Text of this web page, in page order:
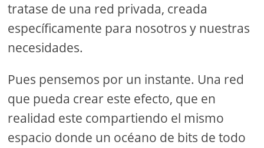
tratase de una red privada, creada
específicamente para nosotros y nuestras
necesidades.
Pues pensemos por un instante. Una red
que pueda crear este efecto, que en
realidad este compartiendo el mismo
espacio donde un océano de bits de todo